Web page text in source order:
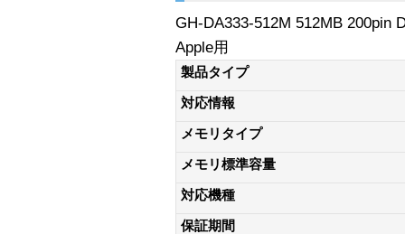
GH-DA333-512M 512MB 200pin
Apple用
製品タイプ
対応情報
メモリタイプ
メモリ標準容量
対応機種
保証期間